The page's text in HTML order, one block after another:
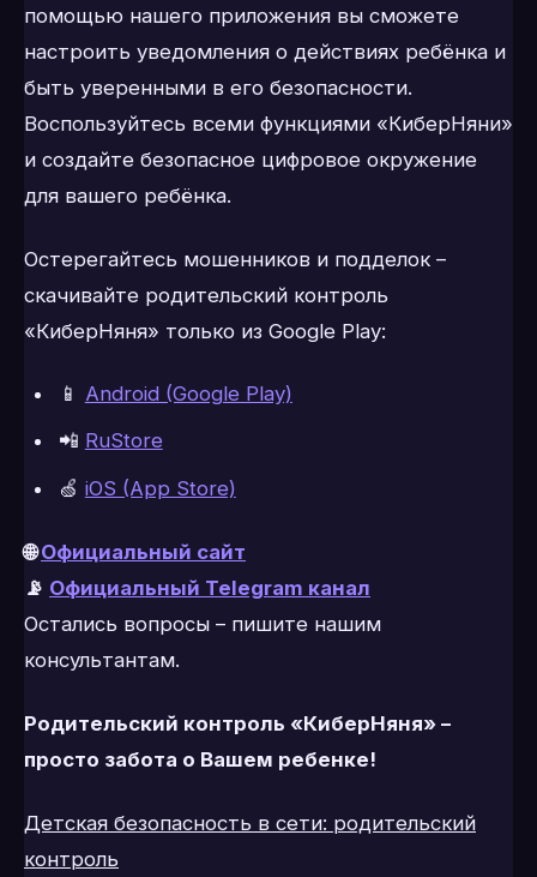
помощью нашего приложения вы сможете
настроить уведомления о действиях ребёнка и
быть уверенными в его безопасности.
Воспользуйтесь всеми функциями «КиберНяни»
и создайте безопасное цифровое окружение
для вашего ребёнка.
Остерегайтесь мошенников и подделок –
скачивайте родительский контроль
«КиберНяня» только из Google Play:
📱 Android (Google Play)
📲 RuStore
🍏 iOS (App Store)
🌐Официальный сайт
📡 Официальный Telegram канал
Остались вопросы – пишите нашим
консультантам.
Родительский контроль «КиберНяня» –
просто забота о Вашем ребенке!
Детская безопасность в сети: родительский
контроль